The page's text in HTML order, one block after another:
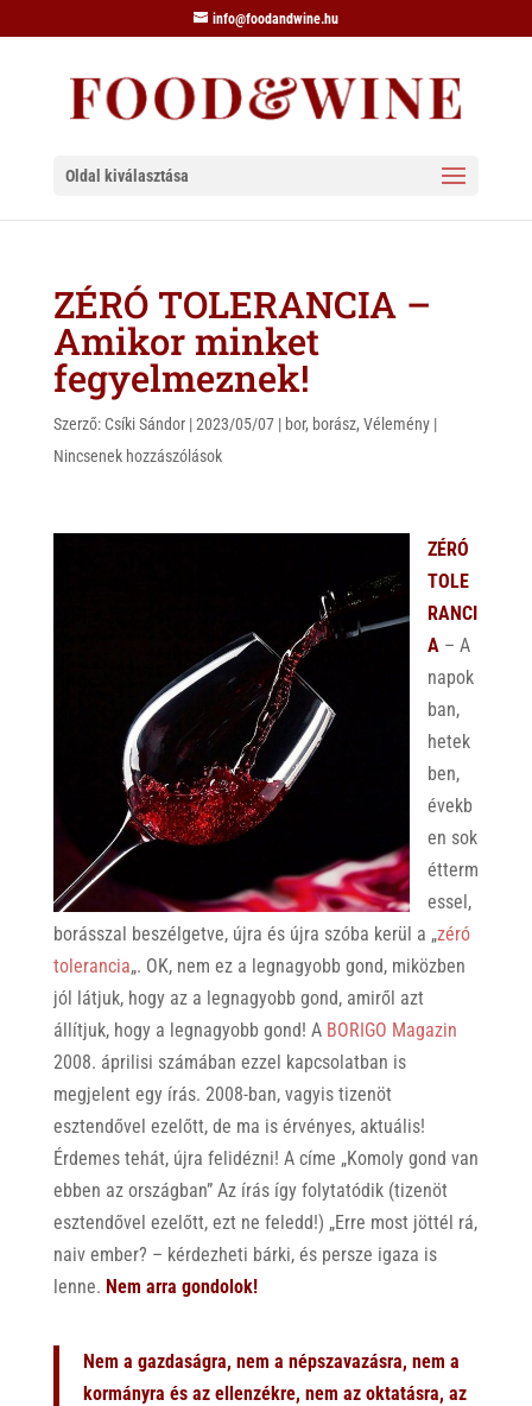
info@foodandwine.hu
Oldal kiválasztása
ZÉRÓ TOLERANCIA –
Amikor minket
fegyelmeznek!
Szerző: Csíki Sándor|2023/05/07| bor, borász, Vélemény|
Nincsenek hozzászólások
ZÉRÓ
TOLE
RANCI
A– A
napok
ban,
hetek
ben,
évekb
en sok
étterm
essel,
borásszal beszélgetve, újra és újra szóba kerül a „zéró
tolerancia„. OK, nem ez a legnagyobb gond, miközben
jól látjuk, hogy az a legnagyobb gond, amiről azt
állítjuk, hogy a legnagyobb gond! A BORIGO Magazin
2008. áprilisi számában ezzel kapcsolatban is
megjelent egy írás. 2008-ban, vagyis tizenöt
esztendővel ezelőtt, de ma is érvényes, aktuális!
Érdemes tehát, újra felidézni! A címe „Komoly gond van
ebben az országban” Az írás így folytatódik (tizenöt
esztendővel ezelőtt, ezt ne feledd!) „Erre most jöttél rá,
naiv ember? – kérdezheti bárki, és persze igaza is
lenne. Nem arra gondolok!
Nem a gazdaságra, nem a népszavazásra, nem a
kormányra és az ellenzékre, nem az oktatásra, az